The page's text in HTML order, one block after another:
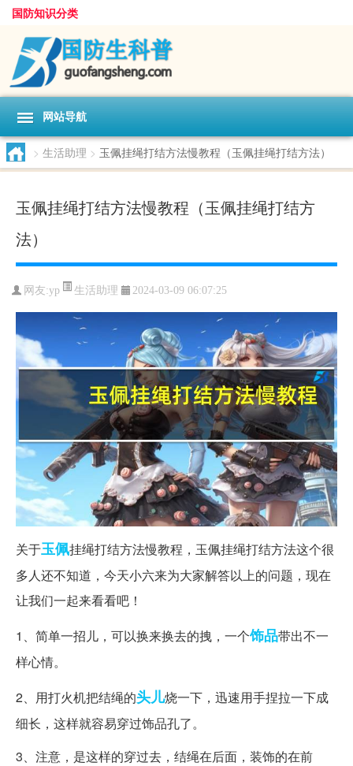
国防知识分类
网站导航
> 生活助理 > 玉佩挂绳打结方法慢教程（玉佩挂绳打结方法）
玉佩挂绳打结方法慢教程（玉佩挂绳打结方
法）
网友:yp 生活助理 2024-03-09 06:07:25
关于玉佩挂绳打结方法慢教程，玉佩挂绳打结方法这个很
多人还不知道，今天小六来为大家解答以上的问题，现在
让我们一起来看看吧！
1、简单一招儿，可以换来换去的拽，一个饰品带出不一
样心情。
2、用打火机把结绳的头儿烧一下，迅速用手捏拉一下成
细长，这样就容易穿过饰品孔了。
3、注意，是这样的穿过去，结绳在后面，装饰的在前